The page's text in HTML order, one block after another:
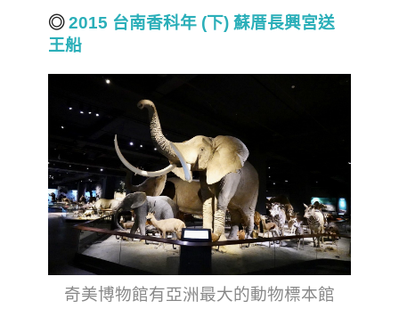
◎2015 台南香科年 (下) 蘇厝長興宮送
王船
奇美博物館有亞洲最大的動物標本館